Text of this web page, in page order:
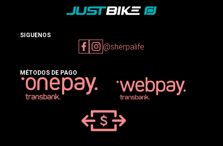
SIGUENOS
@sherpalife
MÉTODOS DE PAGO